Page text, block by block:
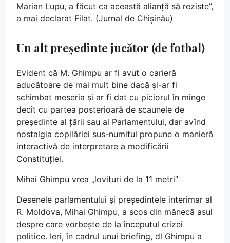
Marian Lupu, a făcut ca această alianță să reziste”,
a mai declarat Filat. (Jurnal de Chișinău)
Un alt președinte jucător (de fotbal)
Evident că M. Ghimpu ar fi avut o carieră
aducătoare de mai mult bine dacă și-ar fi
schimbat meseria și ar fi dat cu piciorul în minge
decît cu partea posterioară de scaunele de
președinte al țării sau al Parlamentului, dar avînd
nostalgia copilăriei sus-numitul propune o manieră
interactivă de interpretare a modificării
Constituției.
Mihai Ghimpu vrea „lovituri de la 11 metri”
Desenele parlamentului și președintele interimar al
R. Moldova, Mihai Ghimpu, a scos din mânecă asul
despre care vorbește de la începutul crizei
politice. Ieri, în cadrul unui briefing, dl Ghimpu a